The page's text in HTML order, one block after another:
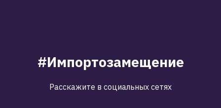
#Импортозамещение
Расскажите в социальных сетях